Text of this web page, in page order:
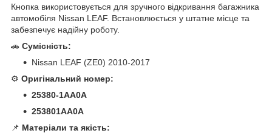
Кнопка використовується для зручного відкривання багажника
автомобіля Nissan LEAF. Встановлюється у штатне місце та
забезпечує надійну роботу.
🚗 Сумісність:
Nissan LEAF (ZE0) 2010-2017
⚙ Оригінальний номер:
25380-1AA0A
253801AA0A
📌 Матеріали та якість: